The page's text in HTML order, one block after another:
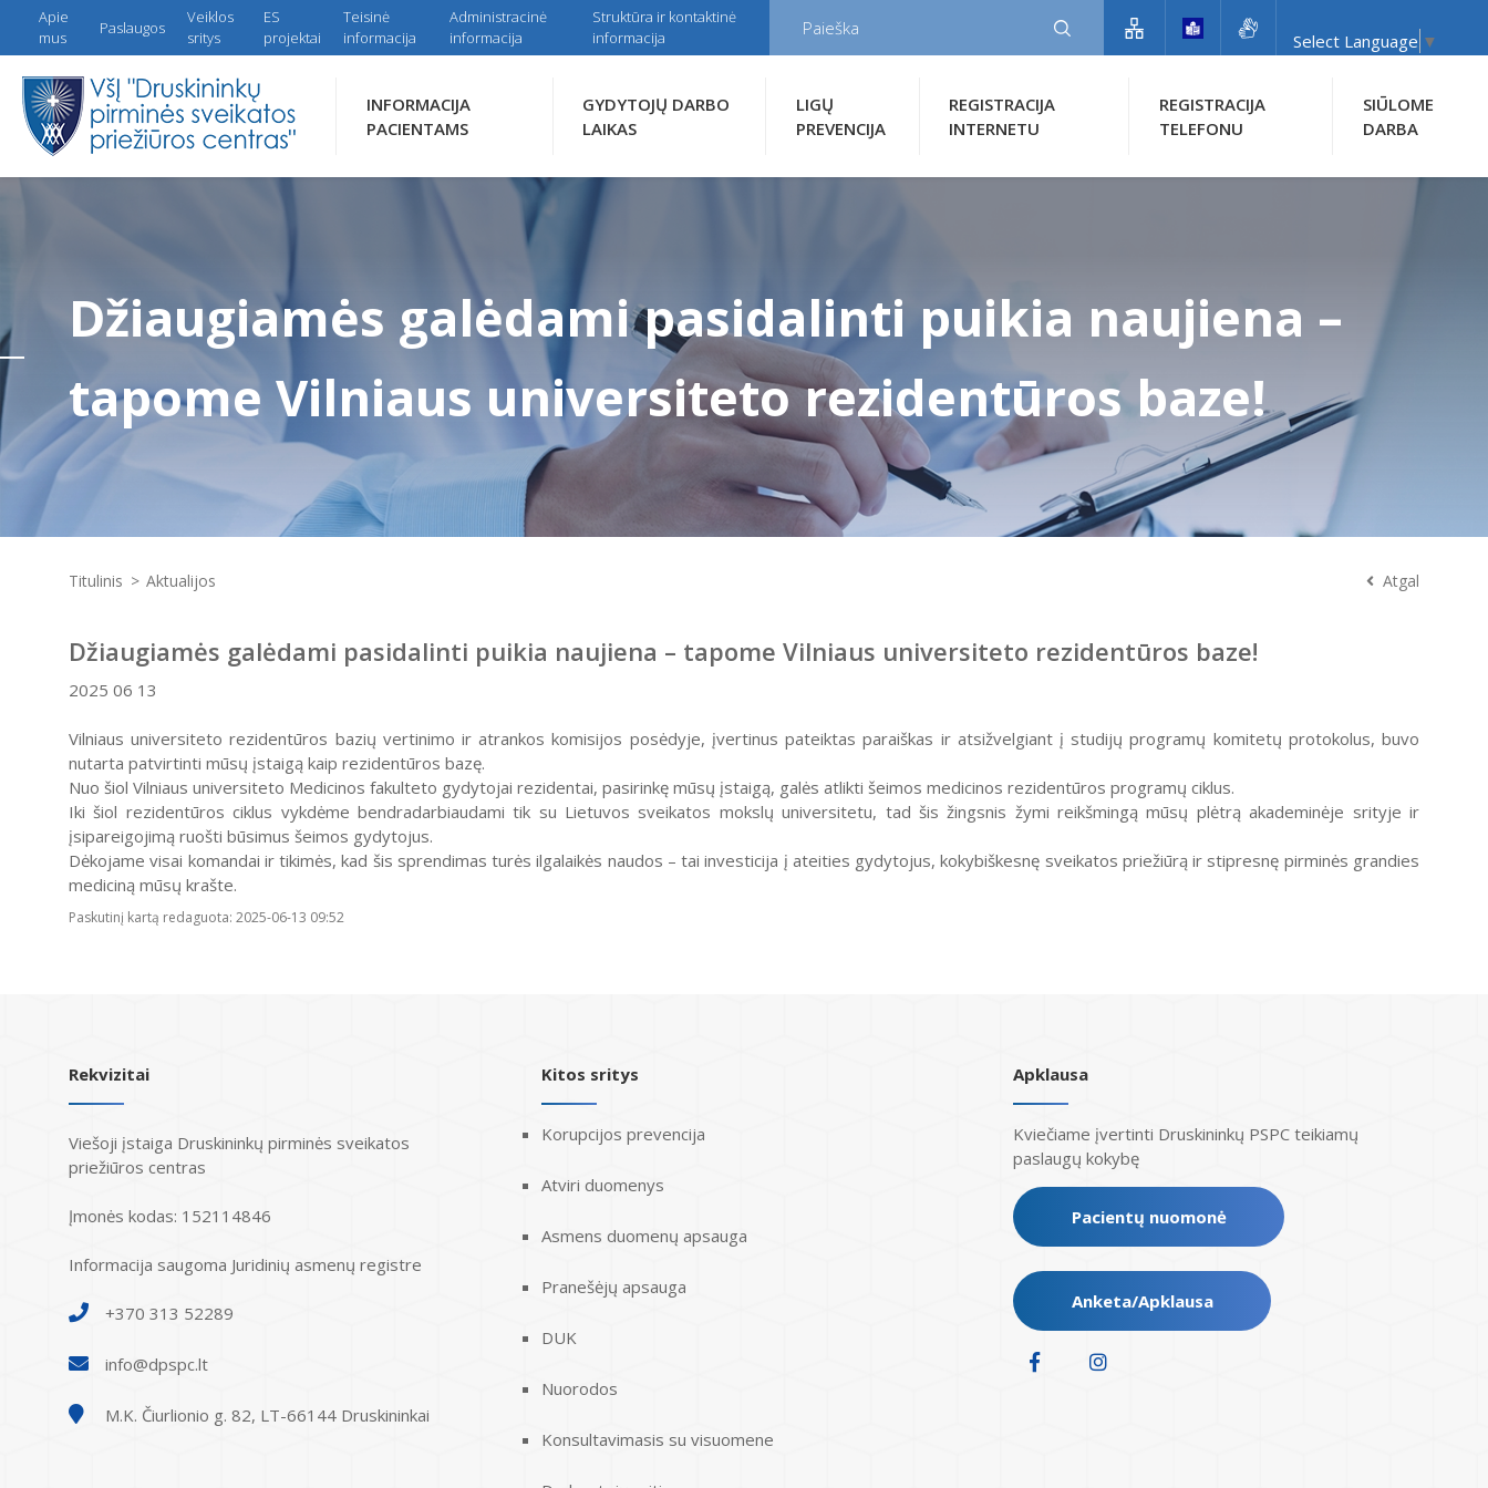
Apie
mus
Paslaugos
Veiklos
sritys
ES
projektai
Teisinė
informacija
Administracinė
informacija
Struktūra ir kontaktinė
informacija
Select Language ▼
INFORMACIJA
PACIENTAMS
GYDYTOJŲ DARBO
LAIKAS
LIGŲ
PREVENCIJA
REGISTRACIJA
INTERNETU
REGISTRACIJA
TELEFONU
SIŪLOME
DARBA
Džiaugiamės galėdami pasidalinti puikia naujiena –
tapome Vilniaus universiteto rezidentūros baze!
Titulinis Aktualijos Atgal
Džiaugiamės galėdami pasidalinti puikia naujiena – tapome Vilniaus universiteto rezidentūros baze!
2025 06 13
Vilniaus universiteto rezidentūros bazių vertinimo ir atrankos komisijos posėdyje, įvertinus pateiktas paraiškas ir atsižvelgiant į studijų programų komitetų protokolus, buvo
nutarta patvirtinti mūsų įstaigą kaip rezidentūros bazę.
Nuo šiol Vilniaus universiteto Medicinos fakulteto gydytojai rezidentai, pasirinkę mūsų įstaigą, galės atlikti šeimos medicinos rezidentūros programų ciklus.
Iki šiol rezidentūros ciklus vykdėme bendradarbiaudami tik su Lietuvos sveikatos mokslų universitetu, tad šis žingsnis žymi reikšmingą mūsų plėtrą akademinėje srityje ir
įsipareigojimą ruošti būsimus šeimos gydytojus.
Dėkojame visai komandai ir tikimės, kad šis sprendimas turės ilgalaikės naudos – tai investicija į ateities gydytojus, kokybiškesnę sveikatos priežiūrą ir stipresnę pirminės grandies
mediciną mūsų krašte.
Paskutinį kartą redaguota: 2025-06-13 09:52
Rekvizitai
Viešoji įstaiga Druskininkų pirminės sveikatos
priežiūros centras
Įmonės kodas: 152114846
Informacija saugoma Juridinių asmenų registre
+370 313 52289
info@dpspc.lt
M.K. Čiurlionio g. 82, LT-66144 Druskininkai
Kitos sritys
Korupcijos prevencija
Atviri duomenys
Asmens duomenų apsauga
Pranešėjų apsauga
DUK
Nuorodos
Konsultavimasis su visuomene
Apklausa
Kviečiame įvertinti Druskininkų PSPC teikiamų
paslaugų kokybę
Pacientų nuomonė
Anketa/Apklausa